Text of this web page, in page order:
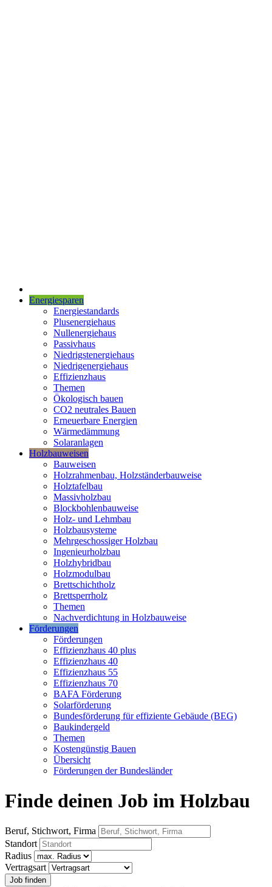
Energiesparen
Energiestandards
Plusenergiehaus
Nullenergiehaus
Passivhaus
Niedrigstenergiehaus
Niedrigenergiehaus
Effizienzhaus
Themen
Ökologisch bauen
CO2 neutrales Bauen
Erneuerbare Energien
Wärmedämmung
Solaranlagen
Holzbauweisen
Bauweisen
Holzrahmenbau, Holzständerbauweise
Holztafelbau
Massivholzbau
Blockbohlenbauweise
Holz- und Lehmbau
Holzbausysteme
Mehrgeschossiger Holzbau
Ingenieurholzbau
Holzhybridbau
Holzmodulbau
Brettschichtholz
Brettsperrholz
Themen
Nachverdichtung in Holzbauweise
Förderungen
Förderungen
Effizienzhaus 40 plus
Effizienzhaus 40
Effizienzhaus 55
Effizienzhaus 70
BAFA Förderung
Solarförderung
Bundesförderung für effiziente Gebäude (BEG)
Baukindergeld
Themen
Kostengünstig Bauen
Übersicht
Förderungen der Bundesländer
Finde deinen Job im Holzbau
Beruf, Stichwort, Firma
Standort
Radius
Vertragsart